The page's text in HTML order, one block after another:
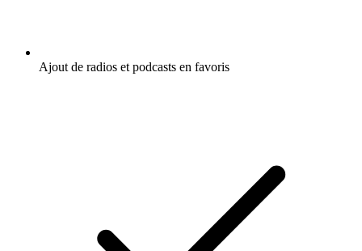
Ajout de radios et podcasts en favoris